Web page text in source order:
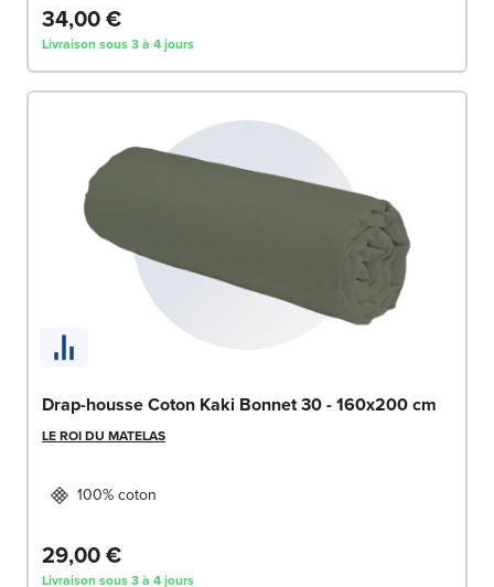
34,00 €
Livraison sous 3 à 4 jours
Drap-housse Coton Kaki Bonnet 30 - 160x200 cm
LE ROI DU MATELAS
100% coton
29,00 €
Livraison sous 3 à 4 jours